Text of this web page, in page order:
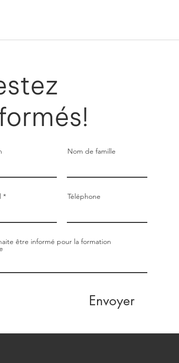
Nom de famille
Téléphone
Envoyer
être informé pour la formation